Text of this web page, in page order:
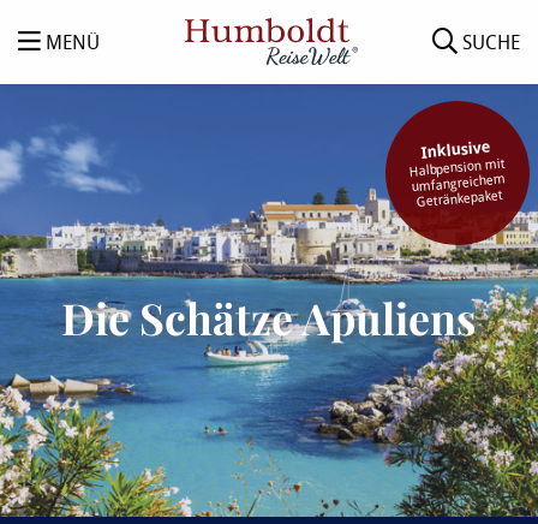
MENÜ SUCHE
Die Schätze Apuliens
Inklusive
Halbpension mit
umfangreichem
Getränkepaket